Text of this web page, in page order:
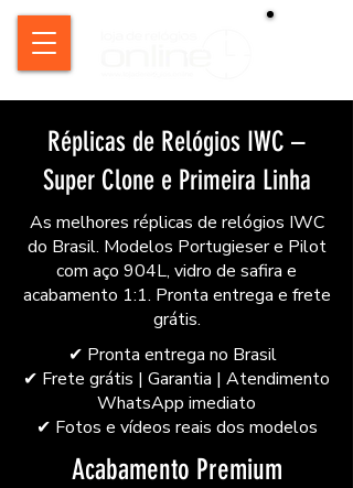
Réplicas de Relógios IWC –
Super Clone e Primeira Linha
As melhores réplicas de relógios IWC
do Brasil. Modelos Portugieser e Pilot
com aço 904L, vidro de safira e
acabamento 1:1. Pronta entrega e frete
grátis.
​✔ Pronta entrega no Brasil
✔ Frete grátis | Garantia | Atendimento
WhatsApp imediato
✔ Fotos e vídeos reais dos modelos
Acabamento Premium